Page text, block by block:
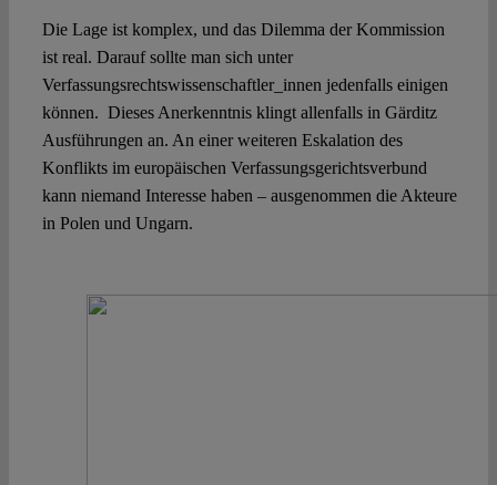
Die Lage ist komplex, und das Dilemma der Kommission
ist real. Darauf sollte man sich unter
Verfassungsrechtswissenschaftler_innen jedenfalls einigen
können. Dieses Anerkenntnis klingt allenfalls in Gärditz
Ausführungen an. An einer weiteren Eskalation des
Konflikts im europäischen Verfassungsgerichtsverbund
kann niemand Interesse haben – ausgenommen die Akteure
in Polen und Ungarn.